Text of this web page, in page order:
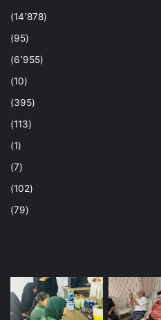
(14٬878)
(95)
(6٬955)
(10)
(395)
(113)
(1)
(7)
(102)
(79)